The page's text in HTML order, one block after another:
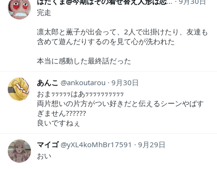
完走
凛太郎と薫子が出会って、2人で出掛けたり、友達も
含めて遊んだりするのを見て心が洗われた
本当に感動した最終話だった
あんこ ankoutarou
9月30日
おまｯｯｯｯｯはあｯｯｯｯｯｯｯｯｯｯ
両片想いの片方がつい好きだと伝えるシーンやばす
ぎません??????
良いですねぇ
マイゴ yXL4koMhBr17591
9月29日
おい